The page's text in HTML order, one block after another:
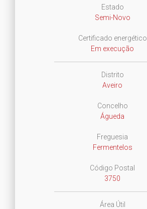
Estado
Semi-Novo
Certificado energético
Em execução
Distrito
Aveiro
Concelho
Águeda
Freguesia
Fermentelos
Código Postal
3750
Área Útil